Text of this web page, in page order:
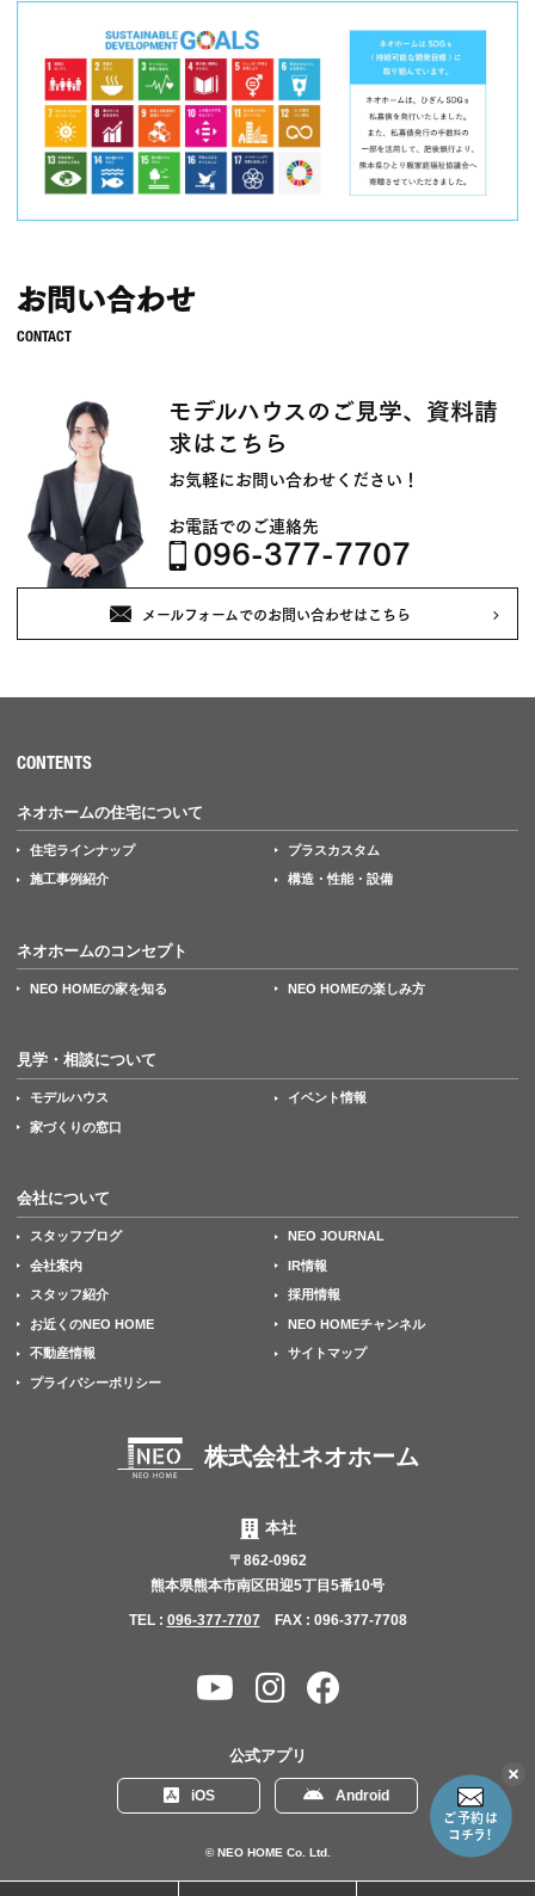
お問い合わせ
モデルハウスのご見学、資料請
求はこちら
お気軽にお問い合わせください！
お電話でのご連絡先
096-377-7707
メールフォームでのお問い合わせはこちら
こ
ク
CONTENTS
ネオホームの住宅について
住宅ラインナップ プラスカスタム
施工事例紹介 構造・性能・設備
ネオホームのコンセプト
NEO HOMEの家を知る NEO HOMEの楽しみ方
見学・相談について
モデルハウス イベント情報
家づくりの窓口
会社について
スタッフブログ NEO JOURNAL
会社案内 IR情報
スタッフ紹介 採用情報
お近くのNEO HOME NEO HOMEチャンネル
不動産情報 サイトマップ
プライバシーポリシー
株式会社ネオホーム
本社
〒862-0962
熊本県熊本市南区田迎5丁目5番10号
TEL : 096-377-7707 FAX : 096-377-7708
YouTube
ン
ネ
ル
Instagram
Facebook
公式アプリ
iOS Android
© NEO HOME Co. Ltd.